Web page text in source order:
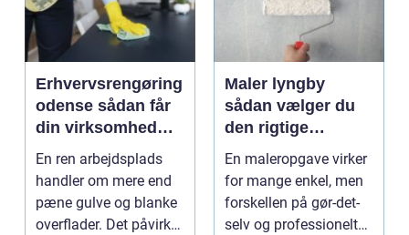
Erhvervsrengøring
odense sådan får
din virksomhed
mest værdi for
pengene
En ren arbejdsplads
handler om mere end
pæne gulve og blanke
overflader. Det påvirker
Maler lyngby
sådan vælger du
den rigtige
fagmand
En maleropgave virker
for mange enkel, men
forskellen på gør-det-
selv og professionelt